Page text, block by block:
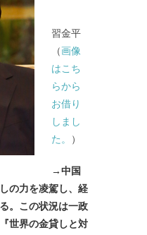
習金平
（画像
はこち
らから
お借り
しまし
た。
）
→中国
の力を凌駕し、経
。この状況は一政
世界の金貸しと対